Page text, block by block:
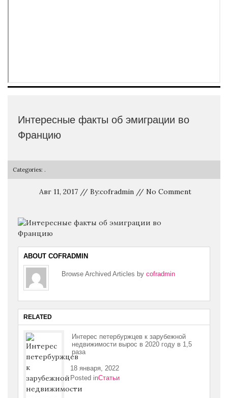
Интересные факты об эмиграции во
Францию
Categories: .
Авг 11, 2017 // By:cofradmin // No Comment
ABOUT COFRADMIN
Browse Archived Articles by cofradmin
RELATED
Интерес петербуржцев к зарубежной
недвижимости вырос в 2020 году в 1,5
раза
18 января, 2022
Posted inСтатьи